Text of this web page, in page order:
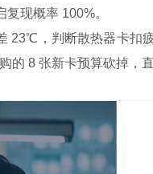
现概率 100%。
23℃，判断散热器卡扣
的 8 张新卡预算砍掉，